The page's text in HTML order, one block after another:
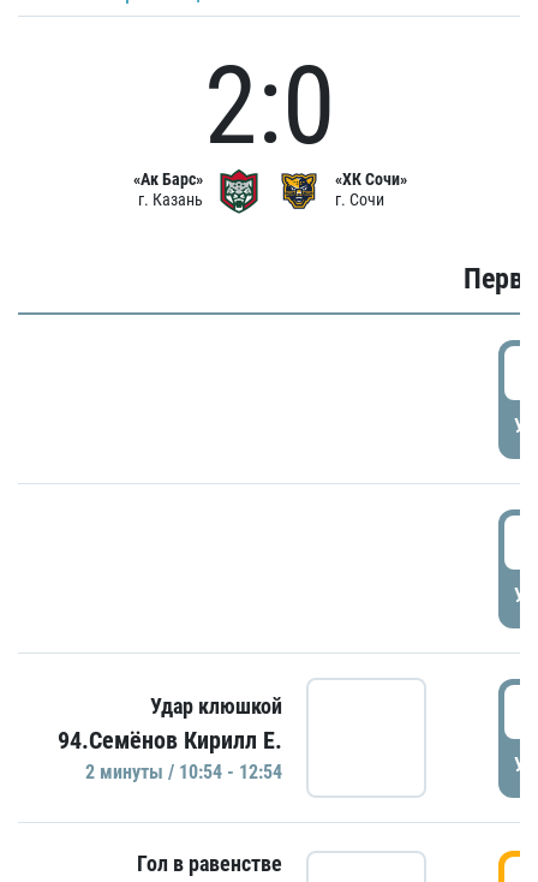
«Ак Барс»
г. Казань
2:0
«ХК Сочи»
г. Сочи
Удар клюшкой
94.Семёнов Кирилл Е.
2 минуты / 10:54 - 12:54
Гол в равенстве